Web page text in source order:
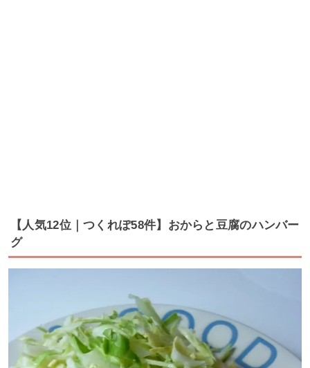
【人気12位｜つくれぽ58件】おからと豆腐のハンバー
グ